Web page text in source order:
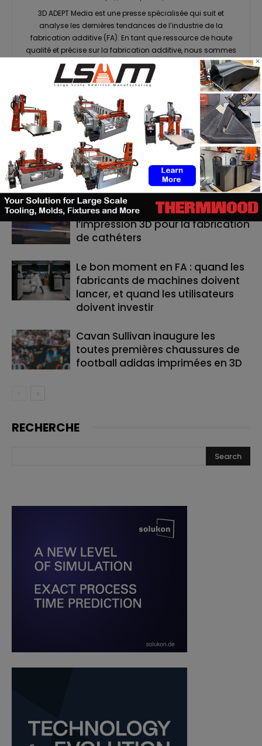
3D ADEPT Media est une presse spécialisée qui suit et
analyse les dernières tendances de l’industrie de la
fabrication additive (FA). En tant que ressource de haute
qualité et précise sur la fabrication additive, nous sommes
fiers de fournir des informations actualisées sur lesquelles
vous pouvez compter grâce à notre média en ligne et à
notre magazine imprimé et numérique interactif 3D ADEPT
Mag. Les contenus de 3D ADEPT sont disponibles en anglais
et en français.
RELATED ARTICLES MORE FROM AUTHOR
TE Connectivity mise sur
l’impression 3D pour la fabrication
de cathéters
Le bon moment en FA : quand les
fabricants de machines doivent
lancer, et quand les utilisateurs
doivent investir
Cavan Sullivan inaugure les
toutes premières chaussures de
football adidas imprimées en 3D
RECHERCHE
×